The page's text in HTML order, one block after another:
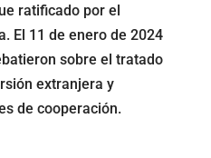
ratificado por el
El 11 de enero de 2024
sobre el tratado
extranjera y
de cooperación.